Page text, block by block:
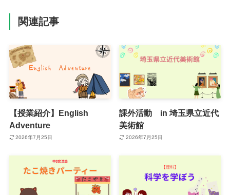
関連記事
【授業紹介】English
Adventure
2026年7月25日
課外活動 in 埼玉県立近代
美術館
2026年7月25日